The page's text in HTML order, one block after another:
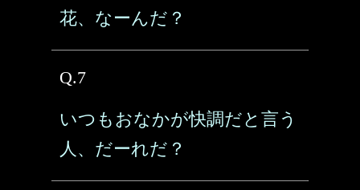
花、なーんだ？
Q.7
いつもおなかが快調だと言う
人、だーれだ？